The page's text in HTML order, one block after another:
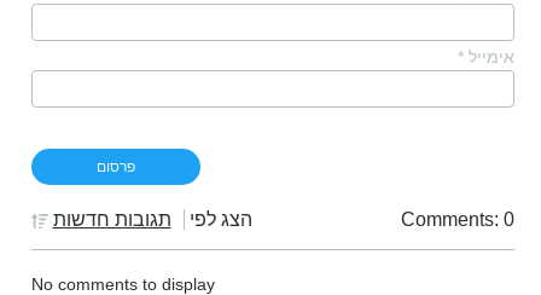
אימייל *
Comments: 0 הצג לפי תגובות חדשות
No comments to display